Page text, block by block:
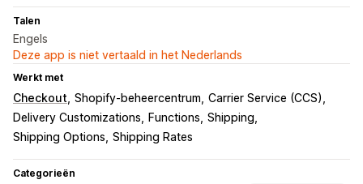
Talen
Engels
Deze app is niet vertaald in het Nederlands
Werkt met
Checkout Shopify-beheercentrum Carrier Service (CCS)
Delivery Customizations
Functions Shipping
Shipping Options Shipping Rates
Categorieën